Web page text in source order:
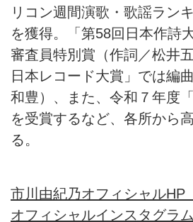
リコン週間演歌・歌謡ラン
を獲得。「第58回日本作詩
審査員特別賞（作詞／松井
日本レコード大賞」では編
和豊）、また、令和７年度
を受賞するなど、各所から
る。
市川由紀乃オフィシャルHP
オフィシャルインスタグラム